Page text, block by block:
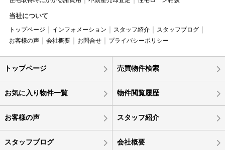
当社について
トップページ インフォメーション スタッフ紹介
スタッフブログ
お客様の声
会社概要 お問合せ プライバシーポリシー
トップページ 売買物件検索
お気に入り物件一覧 物件閲覧履歴
お客様の声 スタッフ紹介
スタッフブログ 会社概要